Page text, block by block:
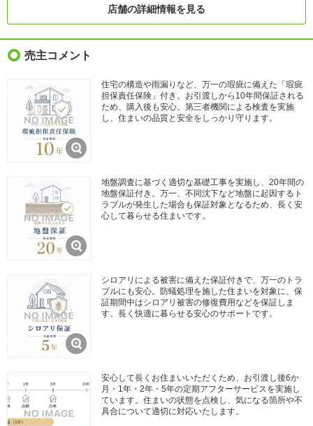
店舗の詳細情報を見る
売主コメント
住宅の構造や雨漏りなど、万一の瑕疵に備えた「瑕疵
担保責任保険」付き。お引渡しから10年間保証される
ため、購入後も安心。第三者機関による検査を実施
し、住まいの品質と安全をしっかり守ります。
地盤調査に基づく適切な基礎工事を実施し、20年間の
地盤保証付き。万一、不同沈下など地盤に起因するト
ラブルが発生した場合も保証対象となるため、長く安
心して暮らせる住まいです。
シロアリによる被害に備えた保証付きで、万一のトラ
ブルにも安心。防蟻処理を施した住まいを対象に、保
証期間中はシロアリ被害の修復費用などを保証しま
す。長く快適に暮らせる安心のサポートです。
安心して長くお住まいいただくため、お引渡し後6か
月・1年・2年・5年の定期アフターサービスを実施し
ています。住まいの状態を点検し、気になる箇所や不
具合について適切に対応いたします。